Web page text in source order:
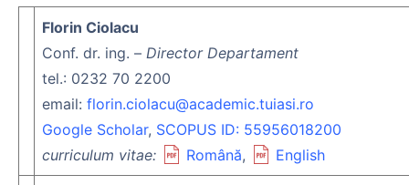
Florin Ciolacu
Conf. dr. ing. – Director Departament
tel.: 0232 70 2200
email: florin.ciolacu@academic.tuiasi.ro
Google Scholar, SCOPUS ID: 55956018200
curriculum vitae:
Română, English